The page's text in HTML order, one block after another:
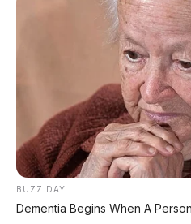
Leapmotor C10 Resmi
Premium Rakitan
Purbaya "Ancam"
dari Thailand atau
Xpeng G9L: SUV Full-
VLA 2.0 Siap
dengan Moose Test
BUZZ DAY
Dementia Begins When A